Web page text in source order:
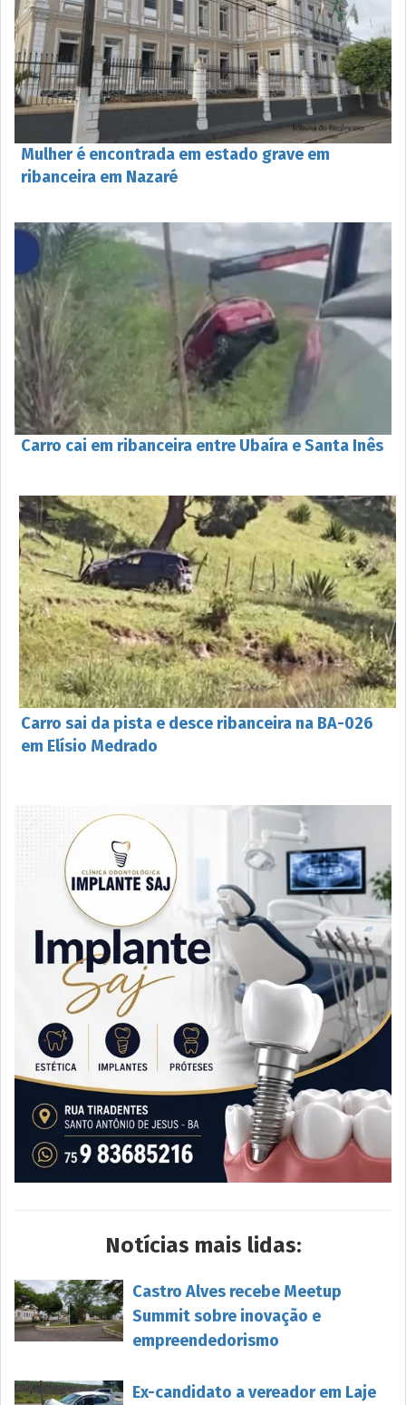
Mulher é encontrada em estado grave em
ribanceira em Nazaré
Carro cai em ribanceira entre Ubaíra e Santa Inês
Carro sai da pista e desce ribanceira na BA-026
em Elísio Medrado
Notícias mais lidas:
Castro Alves recebe Meetup
Summit sobre inovação e
empreendedorismo
Ex-candidato a vereador em Laje